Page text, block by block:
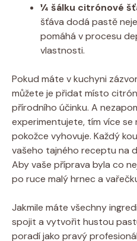
¼ šálku citrónové
šťáva dodá pastě
pomáhá v procesu
vlastnosti.
Pokud máte v kuchyni
můžete je přidat místo
přírodního účinku. A
experimentujete, tím více
pokožce vyhovuje. Každý
vašeho tajného receptu na
Aby vaše příprava byla co
po ruce malý hrnec a
Jakmile máte všechny
spojit a vytvořit hustou
poradí jako pravý